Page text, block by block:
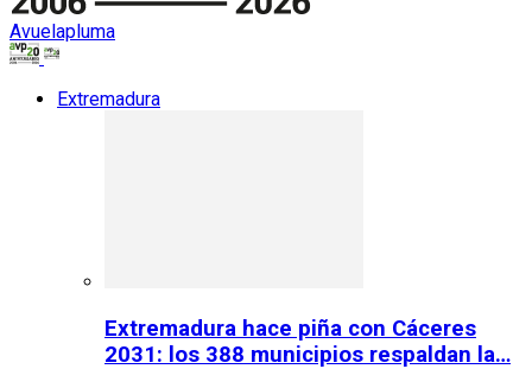
Avuelapluma
Extremadura
Extremadura hace piña con Cáceres
2031: los 388 municipios respaldan la…